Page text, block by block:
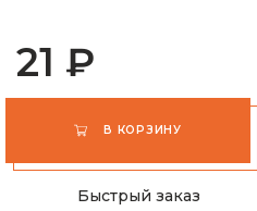
21 ₽
В КОРЗИНУ
Быстрый заказ